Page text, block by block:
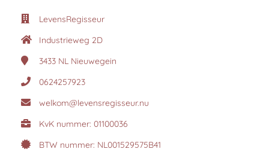
LevensRegisseur
Industrieweg 2D
3433 NL Nieuwegein
0624257923
welkom@levensregisseur.nu
KvK nummer: 01100036
BTW nummer: NL001529575B41